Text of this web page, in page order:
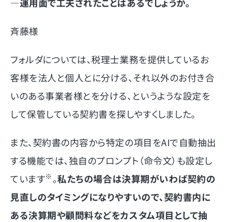
斉藤様
フォルダについては、税理士業務を提供しているお
客様を法人と個人とに分ける、それ以外のお付き合
いのある事業者様とを分ける、というような設定を
して保管している契約書を探しやすくしました。
また、契約書の内容から特定の項目をAIで自動抽出
する機能では、独自のプロンプト（命令文）も設定し
ています※。私たちの場合は決算期がいわば契約の
見直しのタイミングになりやすいので、契約書内に
ある決算期や顧問料などをカスタム項目として抽